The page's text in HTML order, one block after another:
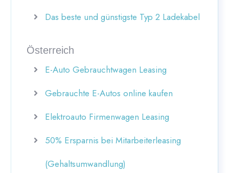
Das beste und günstigste Typ 2 Ladekabel
Österreich
E-Auto Gebrauchtwagen Leasing
Gebrauchte E-Autos online kaufen
Elektroauto Firmenwagen Leasing
50% Ersparnis bei Mitarbeiterleasing
(Gehaltsumwandlung)